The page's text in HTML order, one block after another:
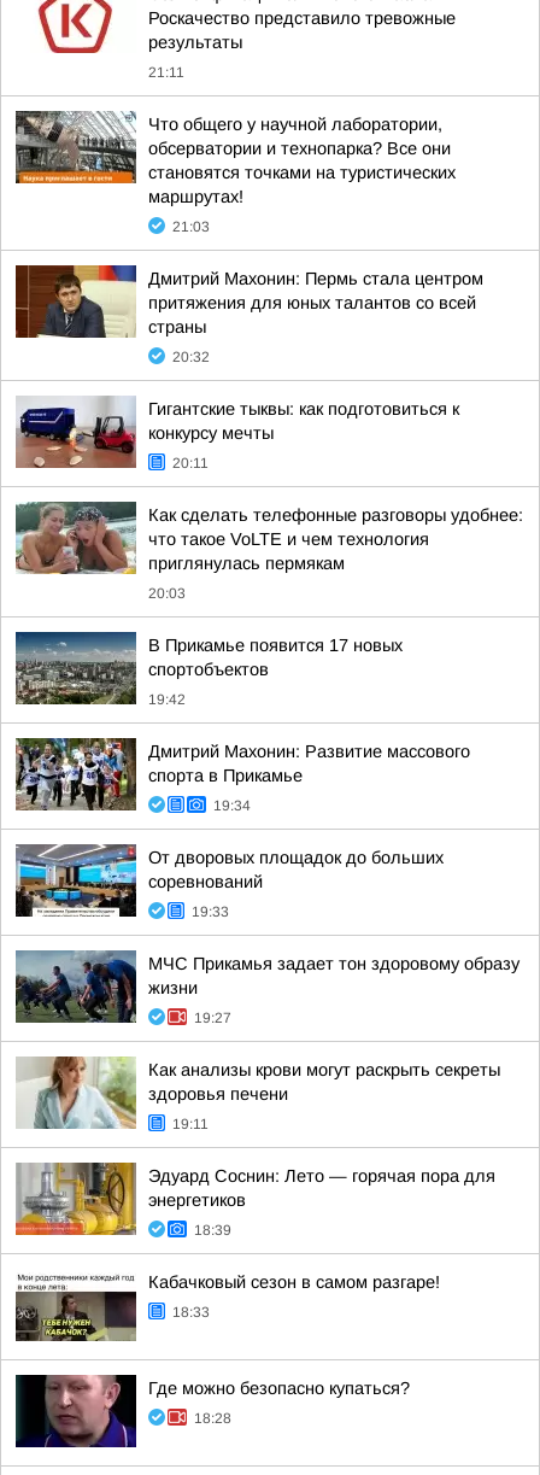
Роскачество представило тревожные
результаты
21:11
Что общего у научной лаборатории,
обсерватории и технопарка? Все они
становятся точками на туристических
маршрутах!
21:03
Дмитрий Махонин: Пермь стала центром
притяжения для юных талантов со всей
страны
20:32
Гигантские тыквы: как подготовиться к
конкурсу мечты
20:11
Как сделать телефонные разговоры удобнее:
что такое VoLTE и чем технология
приглянулась пермякам
20:03
В Прикамье появится 17 новых
спортобъектов
19:42
Дмитрий Махонин: Развитие массового
спорта в Прикамье
19:34
От дворовых площадок до больших
соревнований
19:33
МЧС Прикамья задает тон здоровому образу
жизни
19:27
Как анализы крови могут раскрыть секреты
здоровья печени
19:11
Эдуард Соснин: Лето — горячая пора для
энергетиков
18:39
Кабачковый сезон в самом разгаре!
18:33
Где можно безопасно купаться?
18:28